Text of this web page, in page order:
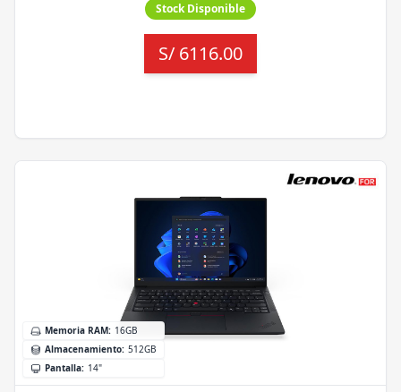
Stock Disponible
S/ 6116.00
Memoria RAM: 16GB
Almacenamiento: 512GB
Pantalla: 14"